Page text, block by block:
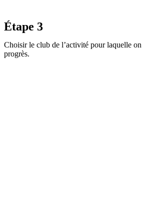
Étape 3
Choisir le club de l’activité pour laquelle on
progrès.